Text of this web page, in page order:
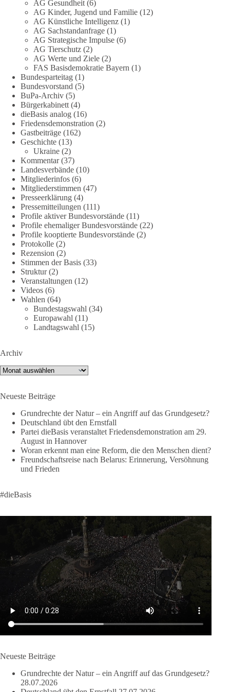
partei.de/2026/07/grundrechte-der-natur-ein-angriff-auf-das-
grundgesetz/
🟩🟩🟦🟦🟥🟥🟧🟧
Es ging weniger um fertige Antworten als um eine Debatte
darüber, wie Freiheit, Verantwortung, Naturschutz und
Grundrechte in einer demokratischen Gesellschaft künftig
miteinander in Einklang gebracht werden können.
#dieBasis #natur #grundrechte
7 8
DieBasis
2 Tage(n) zuvor
Jetzt dieBasis Sachsen-Anhalt unterstützen!
Die Landtagswahl 2026 in Sachsen-Anhalt findet am 6.
September statt. Die Inhalte stehen – jetzt müssen sie gesehen,
geteilt und diskutiert werden.
Folge unseren Kanälen:
Facebook:
https://www.facebook.com/groups/diebasissachsenanhalt/
Instragram:
https://www.instagram.com/die_basis_sachsen_anhalt/
Tiktok: https://www.tiktok.com/@diebasis_sachsenanhalt
🟩🟩🟦🟦🟥🟥🟧🟧
Menschen mitbekommen, wofür wir stehen und warum es sich
lohnt, dieBasis zu wählen.
Mehr Infos:https://diebasis-st.de/wahlprogramm/
#dieBasis #Landtagswahl
#DeineStimmezählt #jetztunterstützen
58
DieBasis
🔎 Über 100-mal keine Antwort.
Anthony Fauci, Immunologe und Berater des ehemaligen US-
Präsidenten, hat bei einer Anhörung des US-Senats auf mehr
als 100 Fragen die Aussage verweigert. Die juristische
Bewertung werden Gerichte und Ermittlungen klären – auch
auf Basis seines Tagebuches. Doch unabhängig davon zeigt
der Vorgang eines deutlich:
Antworten:
AG Gesundheit (6)
AG Kinder, Jugend und Familie (12)
AG Künstliche Intelligenz (1)
AG Sachstandanfrage (1)
AG Strategische Impulse (6)
AG Tierschutz (2)
AG Werte und Ziele (2)
FAS Basisdemokratie Bayern (1)
Bundesparteitag (1)
Bundesvorstand (5)
BuPa-Archiv (5)
Bürgerkabinett (4)
dieBasis analog (16)
Friedensdemonstration (2)
Gastbeiträge (162)
Geschichte (13)
Ukraine (2)
Kommentar(37)
Landesverbände (10)
Mitgliederinfos (6)
Mitgliederstimmen (47)
Presseerklärung (4)
Pressemitteilungen (111)
Profile aktiver Bundesvorstände (11)
Profile ehemaliger Bundesvorstände (22)
Profile kooptierte Bundesvorstände (2)
Protokolle (2)
Rezension (2)
Stimmen der Basis (33)
Struktur(2)
Veranstaltungen (12)
Videos (6)
Wahlen (64)
Bundestagswahl (34)
Europawahl (11)
Landtagswahl (15)
Archiv
Archiv
Neueste Beiträge
Grundrechte der Natur – ein Angriff auf das Grundgesetz?
Deutschland übt den Ernstfall
Partei dieBasis veranstaltet Friedensdemonstration am 29.
August in Hannover
Woran erkennt man eine Reform, die den Menschen dient?
Freundschaftsreise nach Belarus: Erinnerung, Versöhnung
und Frieden
#dieBasis
Neueste Beiträge
Grundrechte der Natur – ein Angriff auf das Grundgesetz?
28.07.2026